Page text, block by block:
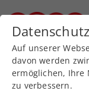
Zurück
ATP
Auf unserer
davon werden
ermöglichen, Ihre
zu verbessern.